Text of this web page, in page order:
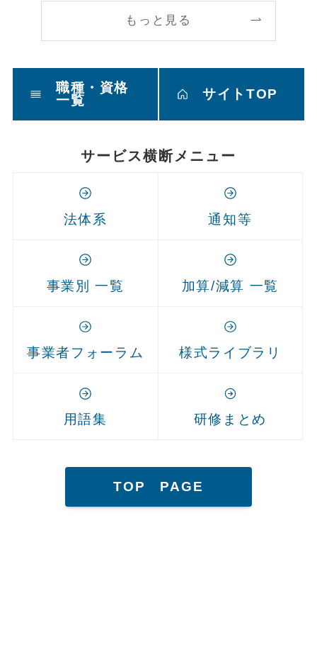
もっと見る
職種・資格
一覧
サイトTOP
サービス横断メニュー
法体系 通知等
事業別 一覧 加算/減算 一覧
事業者フォーラム 様式ライブラリ
用語集 研修まとめ
TOP PAGE